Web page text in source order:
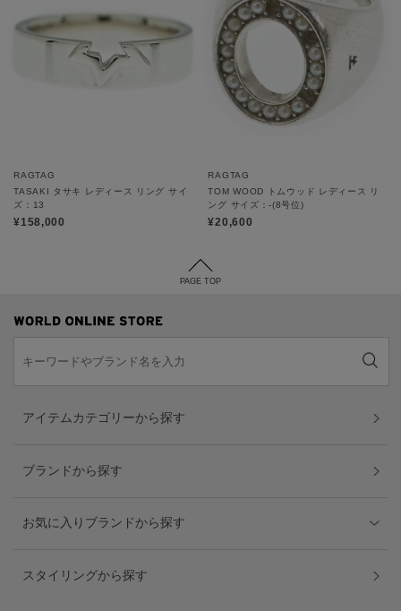
RAGTAG
TASAKI タサキ レディース リング サイ
ズ：13
¥158,000
RAGTAG
TOM WOOD トムウッド レディース リ
ング サイズ：-(8号位)
¥20,600
PAGE TOP
アイテムカテゴリーから探す
ブランドから探す
お気に入りブランドから探す
スタイリングから探す